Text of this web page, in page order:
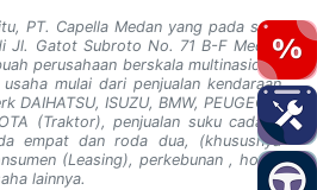
PT. Capella Medan yang pada saat
Jl. Gatot Subroto No. 71 B-F Medan
perusahaan berskala multinasional
mulai dari penjualan kendaraan
DAIHATSU, ISUZU, BMW, PEUGEOT,
(Traktor), penjualan suku cadang
empat dan roda dua, (khususnya
(Leasing), perkebunan , hotel,
lainnya.